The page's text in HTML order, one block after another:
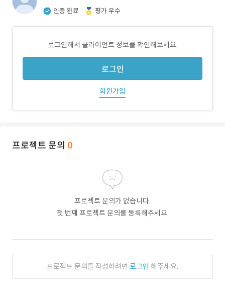
인증 완료 평가 우수
로그인해서 클라이언트 정보를 확인해보세요.
로그인
회원가입
프로젝트 문의 0
프로젝트 문의가 없습니다.
첫 번째 프로젝트 문의를 등록해주세요.
프로젝트 문의를 작성하려면 로그인 해주세요.